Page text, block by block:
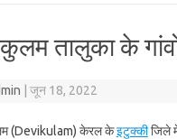
तालुका के
जून 18, 2022
(Devikulam) केरल केइटुक्कीजिले